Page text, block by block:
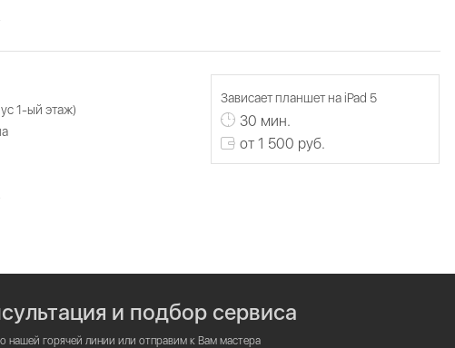
1-ый этаж)
Зависает планшет на iPad 5
30 мин.
от 1 500 руб.
и подбор сервиса
нашей горячей линии или отправим к Вам мастера